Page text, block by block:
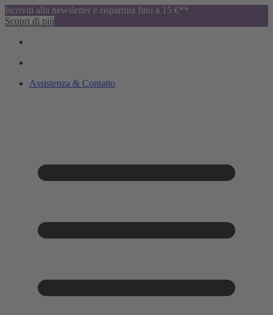
Iscriviti alla newsletter e risparmia fino a 15 €**
Scopri di più
Assistenza & Contatto